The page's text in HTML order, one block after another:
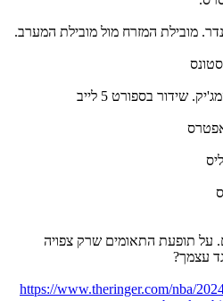
על תופעת התאומים שרק צפויה
עצמך?
https://www.theringer.com/nba/